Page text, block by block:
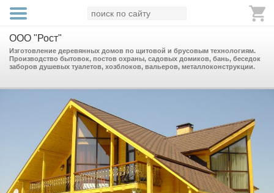
ООО "Рост"
Изготовление деревянных домов по щитовой и брусовым технологиям.
Производство бытовок, постов охраны, садовых домиков, бань, беседок
заборов душевых туалетов, хозблоков, вальеров, металлоконструкции.